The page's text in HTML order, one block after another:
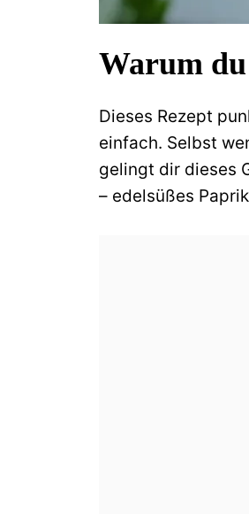
Warum du
Dieses Rezept
einfach. Selbst
gelingt dir dieses
– edelsüßes